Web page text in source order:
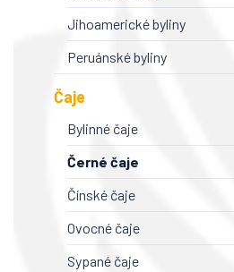
Jihoamerické byliny
Peruánské byliny
Čaje
Bylinné čaje
Černé čaje
Čínské čaje
Ovocné čaje
Sypané čaje